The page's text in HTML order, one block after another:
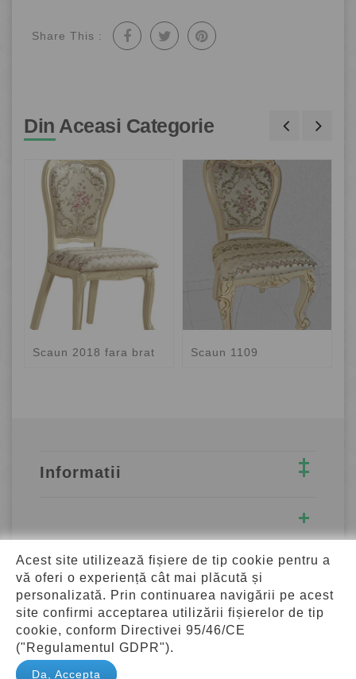
Share This :
Din Aceasi Categorie
Scaun 2018 fara brat Scaun 1109
Informatii
Adresa
© 2026 CapitolMob.Ro - Toate drepturile rezervate.
Acest site utilizează fișiere de tip cookie pentru a
vă oferi o experiență cât mai plăcută și
personalizată. Prin continuarea navigării pe acest
site confirmi acceptarea utilizării fișierelor de tip
cookie, conform Directivei 95/46/CE
("Regulamentul GDPR").
Da, Accepta